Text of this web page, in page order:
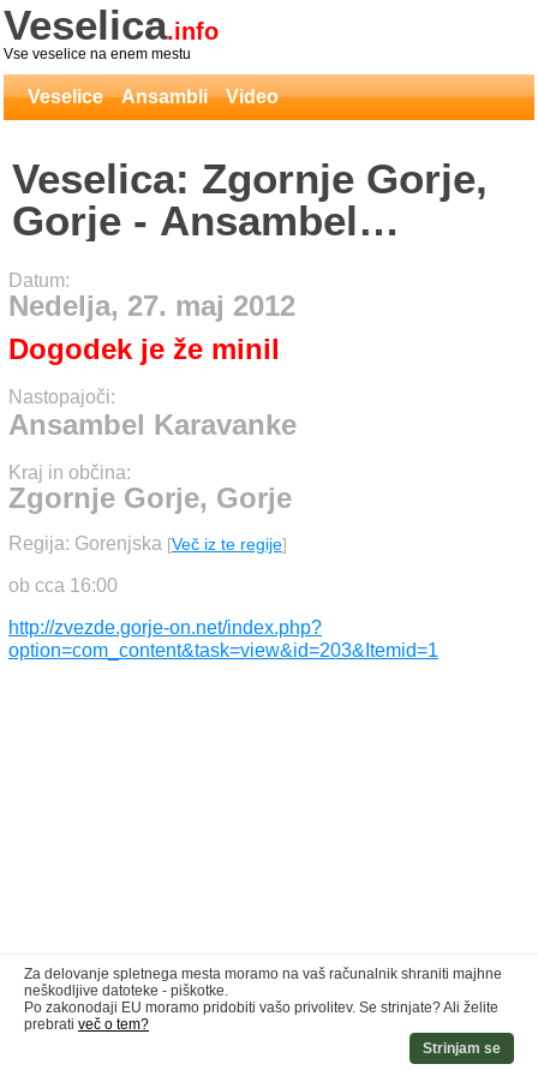
Veselica.info
Vse veselice na enem mestu
Veselice Ansambli Video
Veselica: Zgornje Gorje,
Gorje - Ansambel
Karavanke
Datum:
Nedelja, 27. maj 2012
Dogodek je že minil
Nastopajoči:
Ansambel Karavanke
Kraj in občina:
Zgornje Gorje, Gorje
Regija: Gorenjska [Več iz te regije]
ob cca 16:00
http://zvezde.gorje-on.net/index.php?
option=com_content&task=view&id=203&Itemid=1
Za delovanje spletnega mesta moramo na vaš računalnik shraniti majhne
neškodljive datoteke - piškotke.
Po zakonodaji EU moramo pridobiti vašo privolitev. Se strinjate? Ali želite
prebrati več o tem?
Strinjam se